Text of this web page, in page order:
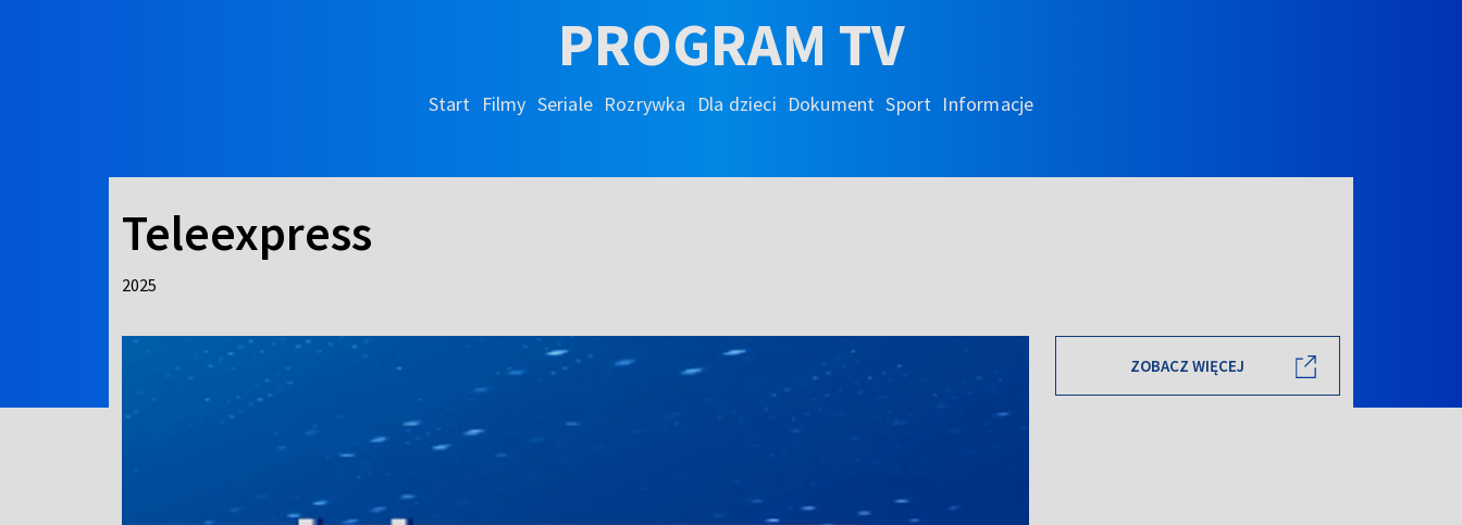
PROGRAM TV
Start Filmy Seriale Rozrywka Dla dzieci Dokument Sport Informacje
Teleexpress
2025
ZOBACZ WIĘCEJ